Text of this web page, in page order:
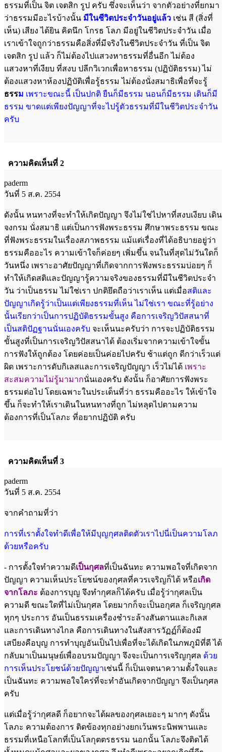
ธรรมที่เป็น จิต เจตสิก รูป ครับ ซึ่งจะเห็นว่า จากตัวอย่างที่ยกมา
ว่าธรรมมีอะไรบ้างนั้น มีในชีวิตประจำวันอยู่แล้ว เช่น สี (สิ่งที่
เห็น) เสียง ได้ยิน คิดนึก โกรธ โลภ มีอยู่ในชีวิตประจำวัน เมื่อ
เราเข้าใจถูกว่าธรรมคือสิ่งที่มีจริงในชีวิตประจำวัน ที่เป็น จิต
เจตสิก รูป แล้ว ก็ไม่ต้องไปแสวงหาธรรมที่อื่นอีก ไม่ต้อง
แสวงหาที่เงียบ ที่สงบ ปลีกวิเวกเพื่อหาธรรม (ปฏิบัติธรรม) ไม่
ต้องแสวงหาห้องปฏิบัติเพื่อรู้ธรรม ไม่ต้องนั่งสมาธิเพื่อที่จะรู้
ธรรม เพราะขณะนี้ เป็นปกติ ยืนก็มีธรรม นอนก็มีธรรม เดินก็มี
ธรรม ขาดแต่เพียงปัญญาที่จะไปรู้ตัวธรรมที่มีในชีวิตประจำวัน
ครับ
ความคิดเห็นที่ 2
paderm
วันที่ 5 ส.ค. 2554
ดังนั้น หนทางที่จะทำให้เกิดปัญญา จึงไม่ใช่ไปหาที่สงบเงียบ เดิน
จงกรม นั่งสมาธิ แต่เป็นการฟังพระธรรม ศึกษาพระธรรม ขณะ
ที่ฟังพระธรรมในเรื่องสภาพธรรม แม้แต่เรื่องที่ได้อธิบายอยู่ว่า
ธรรมคืออะไร ความเข้าใจก็ค่อยๆ เพิ่มขึ้น จนในที่สุดไม่วันใดก็
วันหนึ่ง เพราะอาศัยปัญญาที่เกิดจากการฟังพระธรรมบ่อยๆ ก็
ทำให้เกิดสติและปัญญารู้ความจริงของธรรมที่มีในชีวิตประจำ
วัน ว่าเป็นธรรม ไม่ใช่เรา ปกติยึดถือว่าเราเห็น แต่เมื่อสติและ
ปัญญาเกิดรู้ว่าเป็นแต่เพียงธรรมที่เห็น ไม่ใช่เรา ขณะที่รู้อย่าง
นั้นเรียกว่าเป็นการปฏิบัติธรรมขั้นสูง คือการเจริญวิปัสสนาที่
เป็นสติปัฏฐานนั่นเองครับ จะเห็นนะครับว่า การจะปฏิบัติธรรม
ขั้นสูงที่เป็นการเจริญวิปัสสนาได้ ต้องเริ่มจากความเข้าใจขั้น
การฟังให้ถูกต้อง โดยค่อยเป็นค่อยไปครับ ช้าแต่ถูก ดีกว่าเร็วแต่
ผิด เพราะการดับกิเลสและการเจริญปัญญา เร็วไม่ได้ เพราะ
สะสมความไม่รู้มามากนั่นเองครับ ดังนั้น ก็อาศัยการฟังพระ
ธรรมต่อไป โดยเฉพาะในประเด็นที่ว่า ธรรมคืออะไร ให้เข้าใจ
ขึ้น ก็จะทำให้เราเดินในหนทางที่ถูก ไม่หลุดไปตามความ
ต้องการที่เป็นโลภะ ที่อยากปฏิบัติ ครับ
ความคิดเห็นที่ 3
paderm
วันที่ 5 ส.ค. 2554
จากคำถามที่ว่า
การที่เราตั้งใจทำดีเพื่อให้มีบุญกุศลติดตัวเราไปนี่เป็นความโลภ
ด้วยหรือครับ
- การตั้งใจทำความดีเป็นกุศลที่เป็นฉันทะ ความพอใจที่เกิดจาก
ปัญญา ความเห็นประโยชน์ของกุศลที่ควรเจริญก็ได้ หรือเกิด
จากโลภะ ต้องการบุญ จึงทำกุศลก็ได้ครับ เมื่อรู้ว่ากุศลเป็น
ความดี ขณะใดที่ไม่เป็นกุศล โดยมากก็จะเป็นอกุศล ก็เจริญกุศล
ทุกๆ ประการ อันเป็นธรรมเครื่องชำระล้างสันดานและกิเลส
และการเดินทางไกล คือการเดินทางในสังสารวัฏฏ์ก็ต้องมี
เสบียงคือบุญ การทำบุญอันเป็นไปเพื่อที่จะได้เกิดในภพภูมิที่ดี ได้
กลับมาเป็นมนุษย์เพื่ออบรมปัญญา จึงจะเป็นการเจริญกุศล ด้วย
การเห็นประโยชน์ด้วยปัญญาเช่นนี้ ก็เป็นเจตนาความตั้งใจและ
เป็นฉันทะ ความพอใจใคร่ที่จะทำอันเกิดจากปัญญา จึงเป็นกุศล
ครับ
แต่เมื่อรู้ว่ากุศลดี ก็อยากจะได้ผลของกุศลเยอะๆ มากๆ ดังนั้น
โลภะ ความต้องการ ติดข้องทุกอย่างยกเว้นพระนิพพานและ
ธรรมที่เหนือโลกที่เป็นโลกุตตรธรรม นอกนั้น โลภะจึงติดได้